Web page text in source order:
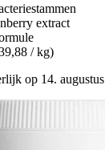
extract
/ kg)
op 14. augustus